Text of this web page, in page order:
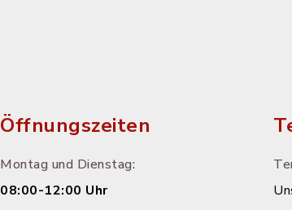
Öffnungszeiten
Montag und Dienstag:
08:00-12:00 Uhr